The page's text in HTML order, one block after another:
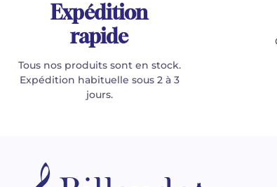
Expédition
rapide
Tous nos produits sont en stock.
Expédition habituelle sous 2 à 3
jours.